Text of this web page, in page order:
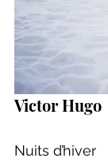
Victor Hugo
Nuits d’hiver